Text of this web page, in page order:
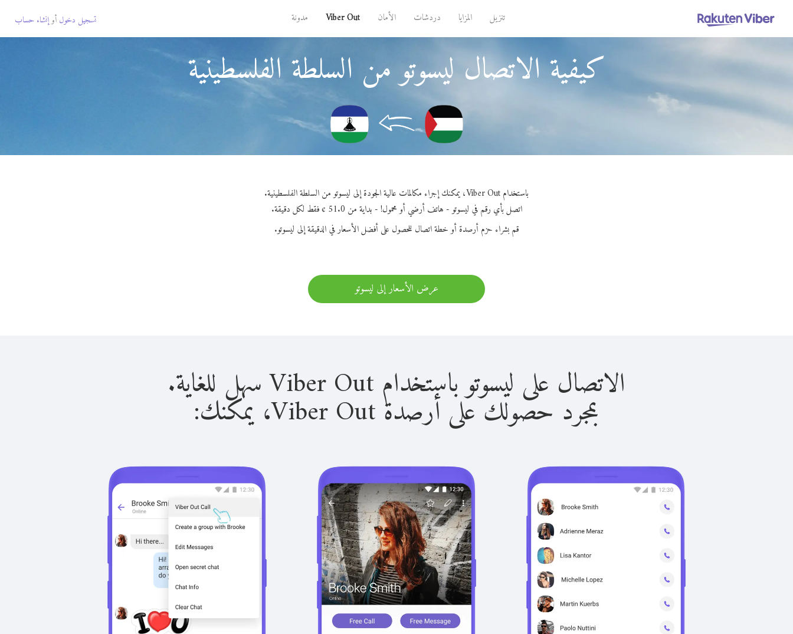
تنزيل المزايا دردشات الأمان Viber Out مدونة تسجيل دخول أوإنشاء حساب
كيفية الاتصال ليسوتو من السلطة الفلسطينية
باستخدام Viber Out، يمكنك إجراء مكالمات عالية الجودة إلى ليسوتو من السلطة الفلسطينية.
اتصل بأي رقم في ليسوتو - هاتف أرضي أو محمول! - بداية من 51.0 ¢ فقط لكل دقيقة.
قم بشراء حزم أرصدة أو خطة اتصال للحصول على أفضل الأسعار في الدقيقة إلى ليسوتو.
عرض الأسعار إلى ليسوتو
الاتصال على ليسوتو باستخدام Viber Out سهل للغاية.
بمجرد حصولك على أرصدة Viber Out، يمكنك: